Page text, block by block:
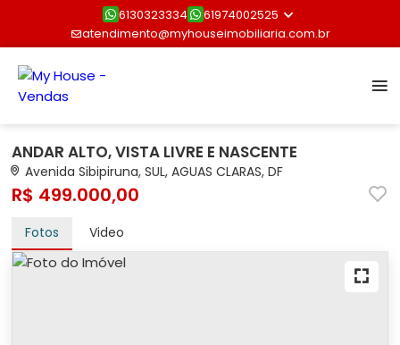
6130323334
61974002525
atendimento@myhouseimobiliaria.com.br
ANDAR ALTO, VISTA LIVRE E NASCENTE
Avenida Sibipiruna, SUL, AGUAS CLARAS, DF
R$ 499.000,00
Fotos Video